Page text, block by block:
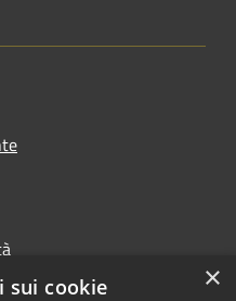
×
sui cookie